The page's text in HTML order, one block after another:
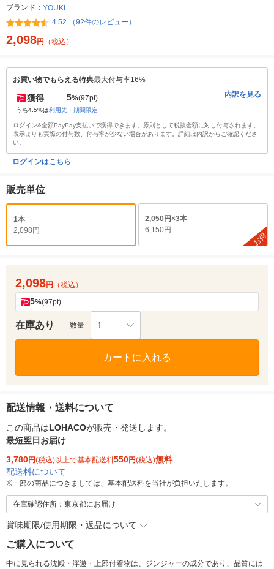
ブランド： YOUKI
4.52 （92件のレビュー）
2,098円 （税込）
お買い物でもらえる特典最大付与率16%
獲得 5%(97pt)
うち4.5%は利用先・期間限定
内訳を見る
ログイン&全額PayPay支払いで獲得できます。原則として税抜金額に対し付与されます。
表示よりも実際の付与数、付与率が少ない場合があります。詳細は内訳からご確認くださ
い。
ログインはこちら
販売単位
1本
2,098円
2,050円×3本
6,150円
お得
2,098円 （税込）
5%(97pt)
在庫あり 数量 1
カートに入れる
配送情報・送料について
この商品はLOHACOが販売・発送します。
最短翌日お届け
3,780円(税込)以上で基本配送料550円(税込)無料
配送料について
※一部の商品につきましては、基本配送料を当社が負担いたします。
在庫確認住所：東京都にお届け
賞味期限/使用期限・返品について
ご購入について
中に見られる沈殿・浮遊・上部付着物は、ジンジャーの成分であり、品質には